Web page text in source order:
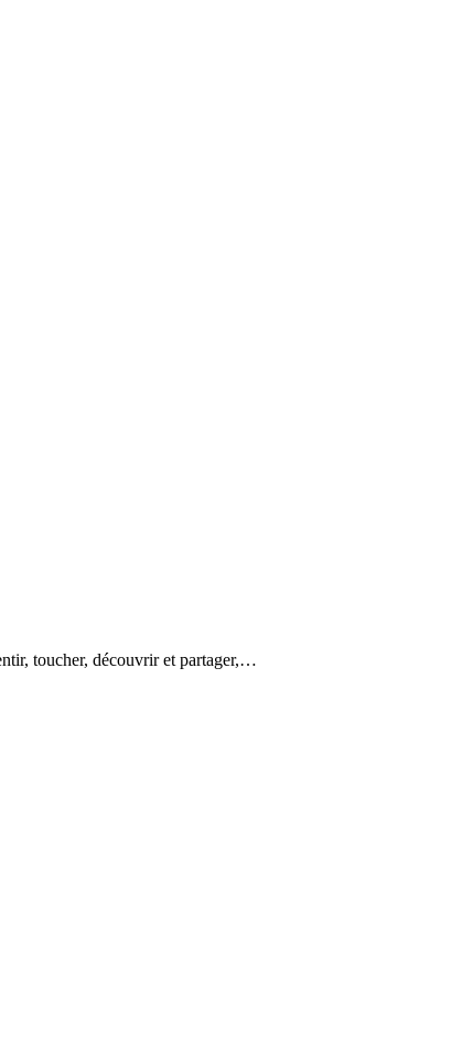
toucher, découvrir et partager,…